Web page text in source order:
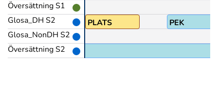
Översättning S1
Glosa_DH S2
Glosa_NonDH S2
Översättning S2
PLATS PEK